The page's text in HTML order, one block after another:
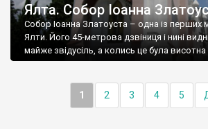
Ялта. Собор Іоанна
Собор Іоанна Златоуста – одна із перших
Ялти. Його 45-метрова дзвіниця і нині
майже звідусіль, а колись це була висотна
1 2 3 4 5